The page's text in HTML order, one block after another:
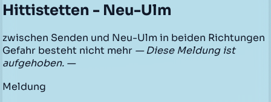
Hittistetten - Neu-Ulm
zwischen Senden und Neu-Ulm in beiden Richtungen
Gefahr besteht nicht mehr — Diese Meldung ist
aufgehoben. —
Meldung